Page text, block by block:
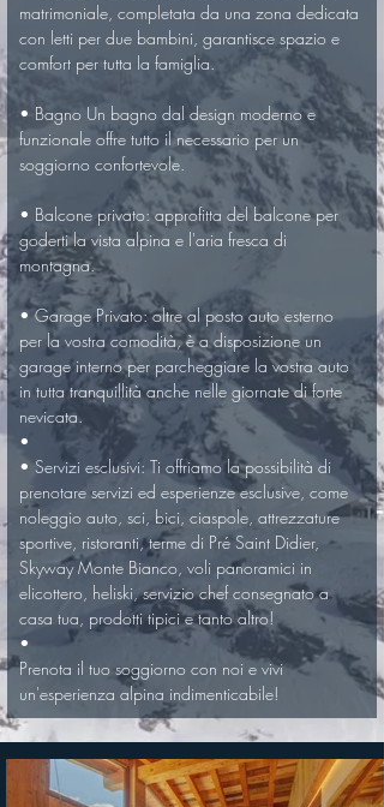
matrimoniale, completata da una zona dedicata
con letti per due bambini, garantisce spazio e
comfort per tutta la famiglia.
• Bagno Un bagno dal design moderno e
funzionale offre tutto il necessario per un
soggiorno confortevole.
• Balcone privato: approfitta del balcone per
goderti la vista alpina e l'aria fresca di
montagna.
• Garage Privato: oltre al posto auto esterno
per la vostra comodità, è a disposizione un
garage interno per parcheggiare la vostra auto
in tutta tranquillità anche nelle giornate di forte
nevicata.
•
• Servizi esclusivi: Ti offriamo la possibilità di
prenotare servizi ed esperienze esclusive, come
noleggio auto, sci, bici, ciaspole, attrezzature
sportive, ristoranti, terme di Pré Saint Didier,
Skyway Monte Bianco, voli panoramici in
elicottero, heliski, servizio chef consegnato a
casa tua, prodotti tipici e tanto altro!
•
Prenota il tuo soggiorno con noi e vivi
un'esperienza alpina indimenticabile!